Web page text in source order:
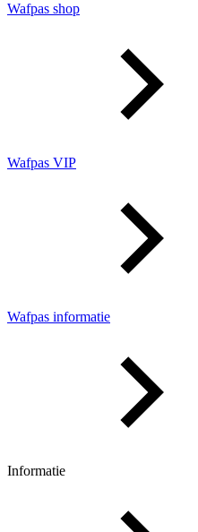
Wafpas shop
Wafpas VIP
Wafpas informatie
Informatie